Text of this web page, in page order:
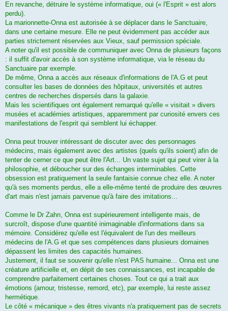
En revanche, détruire le système informatique, oui (« l'Esprit » est alors
perdu).
La marionnette-Onna est autorisée à se déplacer dans le Sanctuaire,
dans une certaine mesure. Elle ne peut évidemment pas accéder aux
parties strictement réservées aux Vieux, sauf permission spéciale.
A noter qu'il est possible de communiquer avec Onna de plusieurs façons
: il suffit d'avoir accès à son système informatique, via le réseau du
Sanctuaire par exemple.
De même, Onna a accès aux réseaux d'informations de l'A.G et peut
consulter les bases de données des hôpitaux, universités et autres
centres de recherches dispersés dans la galaxie.
Mais les scientifiques ont également remarqué qu'elle « visitait » divers
musées et académies artistiques, apparemment par curiosité envers ces
manifestations de l'esprit qui semblent lui échapper.
Onna peut trouver intéressant de discuter avec des personnages
médecins, mais également avec des artistes (quels qu'ils soient) afin de
tenter de cerner ce que peut être l'Art... Un vaste sujet qui peut virer à la
philosophie, et déboucher sur des échanges interminables. Cette
obsession est pratiquement la seule fantaisie connue chez elle. A noter
qu'à ses moments perdus, elle a elle-même tenté de produire des œuvres
d'art mais n'est jamais parvenue qu'à faire des imitations...
Comme le Dr Zahn, Onna est supérieurement intelligente mais, de
surcroît, dispose d'une quantité inimaginable d'informations dans sa
mémoire. Considérez qu'elle est l'équivalent de l'un des meilleurs
médecins de l'A.G et que ses compétences dans plusieurs domaines
dépassent les limites des capacités humaines.
Justement, il faut se souvenir qu'elle n'est PAS humaine... Onna est une
créature artificielle et, en dépit de ses connaissances, est incapable de
comprendre parfaitement certaines choses. Tout ce qui a trait aux
émotions (amour, tristesse, remord, etc), par exemple, lui reste assez
hermétique.
Le côté « mécanique » des êtres vivants n'a pratiquement pas de secrets